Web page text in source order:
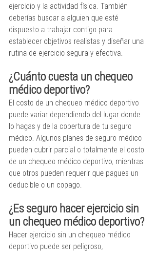
ejercicio y la actividad física. También
deberías buscar a alguien que esté
dispuesto a trabajar contigo para
establecer objetivos realistas y diseñar una
rutina de ejercicio segura y efectiva.
¿Cuánto cuesta un chequeo
médico deportivo?
El costo de un chequeo médico deportivo
puede variar dependiendo del lugar donde
lo hagas y de la cobertura de tu seguro
médico. Algunos planes de seguro médico
pueden cubrir parcial o totalmente el costo
de un chequeo médico deportivo, mientras
que otros pueden requerir que pagues un
deducible o un copago.
¿Es seguro hacer ejercicio sin
un chequeo médico deportivo?
Hacer ejercicio sin un chequeo médico
deportivo puede ser peligroso,